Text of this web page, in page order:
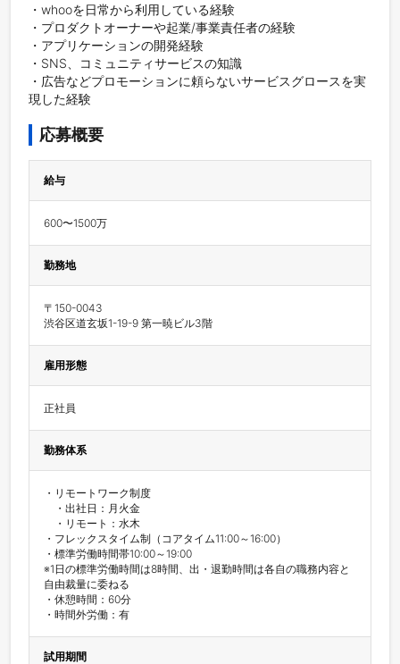
・whooを日常から利用している経験
・プロダクトオーナーや起業/事業責任者の経験
・アプリケーションの開発経験
・SNS、コミュニティサービスの知識
・広告などプロモーションに頼らないサービスグロースを実
現した経験
応募概要
給与
600〜1500万
勤務地
〒150-0043
渋谷区道玄坂1-19-9 第一暁ビル3階
雇用形態
正社員
勤務体系
・リモートワーク制度
・出社日：月火金
・リモート：水木
・フレックスタイム制（コアタイム11:00～16:00）
・標準労働時間帯10:00～19:00
※1日の標準労働時間は8時間、出・退勤時間は各自の職務内容と
自由裁量に委ねる
・休憩時間：60分
・時間外労働：有
試用期間